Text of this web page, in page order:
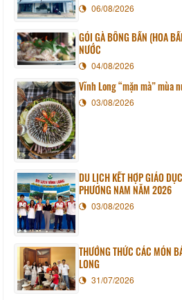
06/08/2026
GỎI GÀ BÔNG BẦN (HOA
NƯỚC
04/08/2026
Vĩnh Long “mặn mà” mùa
03/08/2026
DU LỊCH KẾT HỢP GIÁO
PHƯƠNG NAM NĂM 2026
03/08/2026
THƯỞNG THỨC CÁC MÓN
LONG
31/07/2026